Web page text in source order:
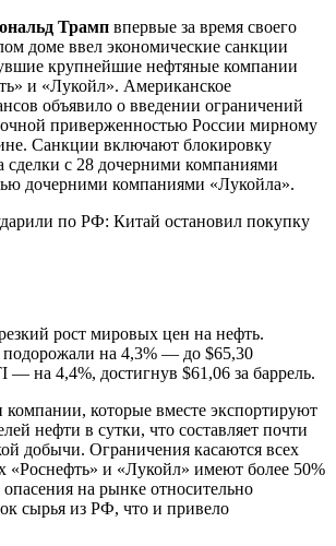
Трамп впервые за время своего
доме ввел экономические санкции
крупнейшие нефтяные компании
и «Лукойл». Американское
объявило о введении ограничений
приверженностью России мирному
Санкции включают блокировку
сделки с 28 дочерними компаниями
дочерними компаниями «Лукойла».
рост мировых цен на нефть.
на 4,3% — до $65,30
— на 4,4%, достигнув $61,06 за баррель.
компании, которые вместе экспортируют
нефти в сутки, что составляет почти
добычи. Ограничения касаются всех
«Роснефть» и «Лукойл» имеют более 50%
на рынке относительно
сырья из РФ, что и привело